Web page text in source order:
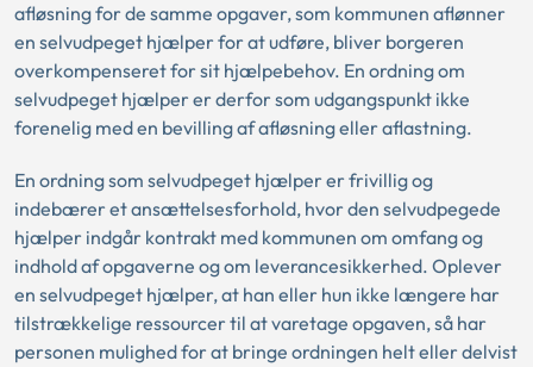
afløsning for de samme opgaver, som kommunen aflønner
en selvudpeget hjælper for at udføre, bliver borgeren
overkompenseret for sit hjælpebehov. En ordning om
selvudpeget hjælper er derfor som udgangspunkt ikke
forenelig med en bevilling af afløsning eller aflastning.
En ordning som selvudpeget hjælper er frivillig og
indebærer et ansættelsesforhold, hvor den selvudpegede
hjælper indgår kontrakt med kommunen om omfang og
indhold af opgaverne og om leverancesikkerhed. Oplever
en selvudpeget hjælper, at han eller hun ikke længere har
tilstrækkelige ressourcer til at varetage opgaven, så har
personen mulighed for at bringe ordningen helt eller delvist